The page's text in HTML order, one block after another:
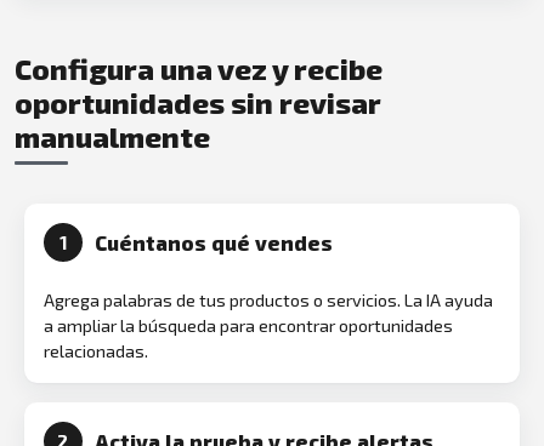
Configura una vez y recibe
oportunidades sin revisar
manualmente
1 Cuéntanos qué vendes
Agrega palabras de tus productos o servicios. La IA ayuda
a ampliar la búsqueda para encontrar oportunidades
relacionadas.
2